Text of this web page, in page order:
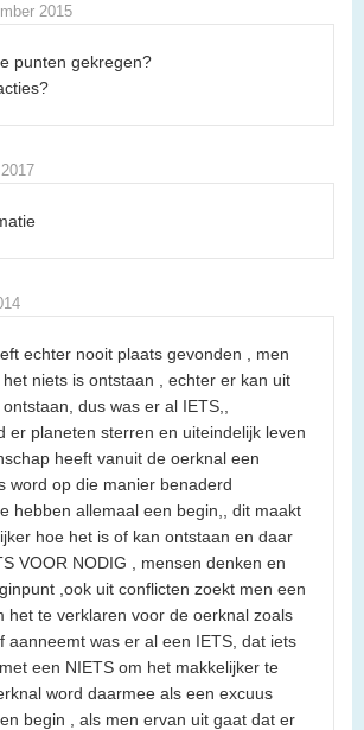
2015
punten gekregen?
echter nooit plaats gevonden , men
niets is ontstaan , echter er kan uit
dus was er al IETS,,
er planeten sterren en uiteindelijk leven
heeft vanuit de oerknal een
word op die manier benaderd
hebben allemaal een begin,, dit maakt
hoe het is of kan ontstaan en daar
VOOR NODIG , mensen denken en
,ook uit conflicten zoekt men een
het te verklaren voor de oerknal zoals
aanneemt was er al een IETS, dat iets
een NIETS om het makkelijker te
word daarmee als een excuus
begin , als men ervan uit gaat dat er